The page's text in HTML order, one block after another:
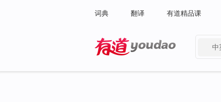
词典 翻译 有道精品课
中